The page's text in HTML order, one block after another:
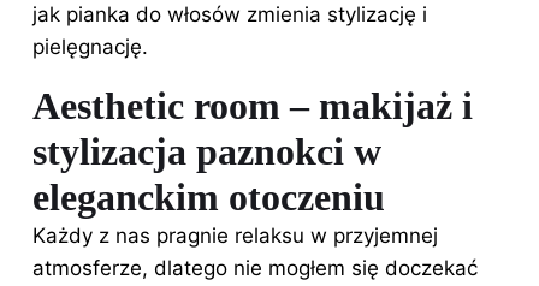
jak pianka do włosów zmienia stylizację i
pielęgnację.
Aesthetic room – makijaż i
stylizacja paznokci w
eleganckim otoczeniu
Każdy z nas pragnie relaksu w przyjemnej
atmosferze, dlatego nie mogłem się doczekać